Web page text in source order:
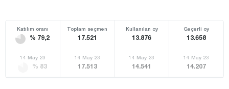
Katılım oranı
% 79,2
Toplam seçmen
17.521
Kullanılan oy
13.876
Geçerli oy
13.658
14 May 23
% 83
14 May 23
17.513
14 May 23
14.541
14 May 23
14.207